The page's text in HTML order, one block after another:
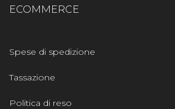
ECOMMERCE
Spese di spedizione
Tassazione
Politica di reso